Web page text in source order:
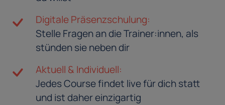
Digitale Präsenzschulung:
Stelle Fragen an die Trainer:innen, als
stünden sie neben dir
Aktuell & Individuell:
Jedes Course findet live für dich statt
und ist daher einzigartig